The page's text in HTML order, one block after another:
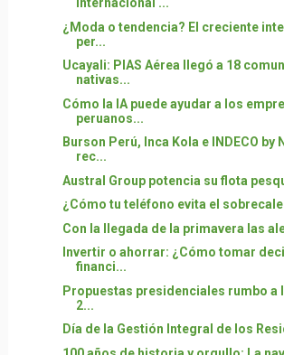
¿Moda o tendencia? El creciente
per...
Ucayali: PIAS Aérea llegó a 18
nativas...
Cómo la IA puede ayudar a los
peruanos...
Burson Perú, Inca Kola e INDECO by
rec...
Austral Group potencia su flota
¿Cómo tu teléfono evita el
Con la llegada de la primavera las
Invertir o ahorrar: ¿Cómo tomar
financi...
Propuestas presidenciales rumbo a
2...
Día de la Gestión Integral de los